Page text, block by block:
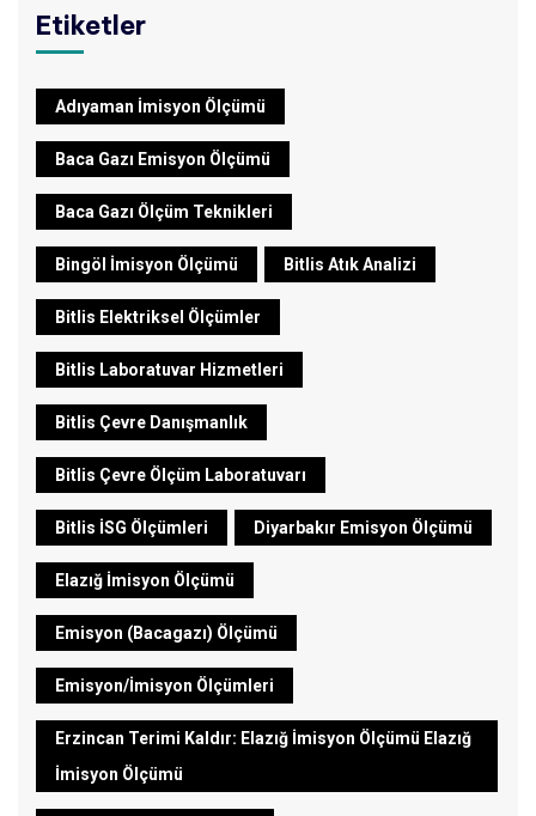
Etiketler
Adıyaman İmisyon Ölçümü
Baca Gazı Emisyon Ölçümü
Baca Gazı Ölçüm Teknikleri
Bingöl İmisyon Ölçümü Bitlis Atık Analizi
Bitlis Elektriksel Ölçümler
Bitlis Laboratuvar Hizmetleri
Bitlis Çevre Danışmanlık
Bitlis Çevre Ölçüm Laboratuvarı
Bitlis İSG Ölçümleri Diyarbakır Emisyon Ölçümü
Elazığ İmisyon Ölçümü
Emisyon (Bacagazı) Ölçümü
Emisyon/İmisyon Ölçümleri
Erzincan Terimi Kaldır: Elazığ İmisyon Ölçümü Elazığ
İmisyon Ölçümü